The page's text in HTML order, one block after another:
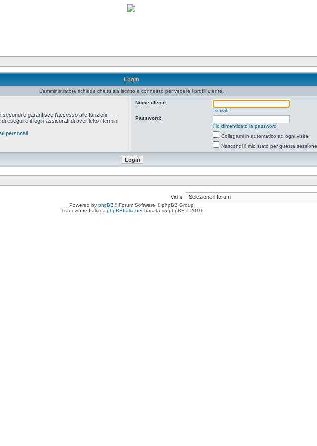
Login
L’amministratore richiede che tu sia iscritto e connesso per vedere i profili utente.
e garantisce l’accesso alle funzioni
eseguire il login assicurati di aver letto i termini
personali
Nome utente:
Iscriviti
Password:
Ho dimenticato la password
Collegami in automatico ad ogni visita
Nascondi il mio stato per questa sessione
Vai a:
Powered by phpBB® Forum Software © phpBB Group
Traduzione Italiana phpBBItalia.netbasata su phpBB.it 2010